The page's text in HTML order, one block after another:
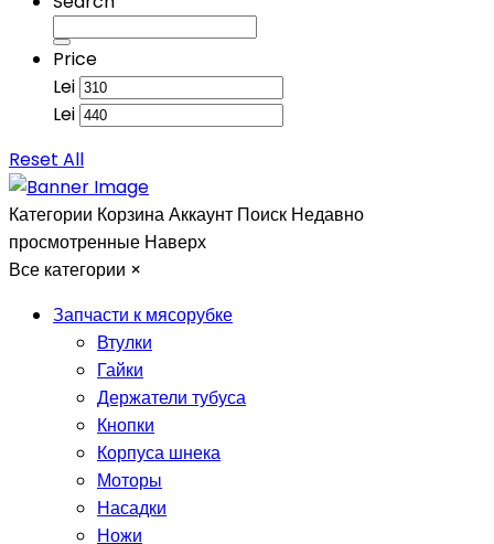
Price
Lei
Lei
Reset All
Категории КорзинаАккаунт Поиск Недавно
просмотренные Наверх
Все категории ×
Запчасти к мясорубке
Втулки
Гайки
Держатели тубуса
Кнопки
Корпуса шнека
Моторы
Насадки
Ножи